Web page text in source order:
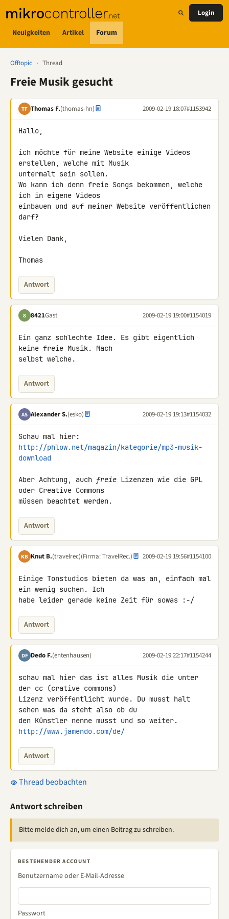
Neuigkeiten Artikel Forum
Login
Offtopic › Thread
Freie Musik gesucht
TF Thomas F.(thomas-hn) 2009-02-19 18:07#1153942
Hallo,
ich möchte für meine Website einige Videos
erstellen, welche mit Musik
untermalt sein sollen.
Wo kann ich denn freie Songs bekommen, welche
ich in eigene Videos
einbauen und auf meiner Website veröffentlichen
darf?
Vielen Dank,
Thomas
Antwort
8 8421Gast 2009-02-19 19:00#1154019
Ein ganz schlechte Idee. Es gibt eigentlich
keine freie Musik. Mach
selbst welche.
Antwort
AS Alexander S.(esko) 2009-02-19 19:13#1154032
http://phlow.net/magazin/kategorie/mp3-musik-
download
Aber Achtung, auch freie Lizenzen wie die GPL
oder Creative Commons
müssen beachtet werden.
Antwort
KB Knut B.(travelrec)(Firma: TravelRec.) 2009-02-19 19:56#1154100
Einige Tonstudios bieten da was an, einfach mal
ein wenig suchen. Ich
habe leider gerade keine Zeit für sowas :-/
Antwort
DF Dedo F.(entenhausen) 2009-02-19 22:17#1154244
schau mal hier das ist alles Musik die unter
der cc (crative commons)
Lizenz veröffentlicht wurde. Du musst halt
sehen was da steht also ob du
http://www.jamendo.com/de/
Antwort
Thread beobachten
Antwort schreiben
Bitte melde dich an, um einen Beitrag zu schreiben.
BESTEHENDER ACCOUNT
Benutzername oder E-Mail-Adresse
Passwort